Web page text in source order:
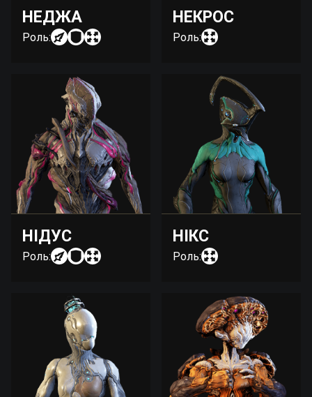
НЕДЖА
Роль:
НЕКРОС
Роль:
НІДУС
Роль:
НІКС
Роль: